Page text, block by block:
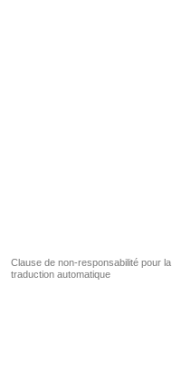
Clause de non-responsabilité pour la
traduction automatique